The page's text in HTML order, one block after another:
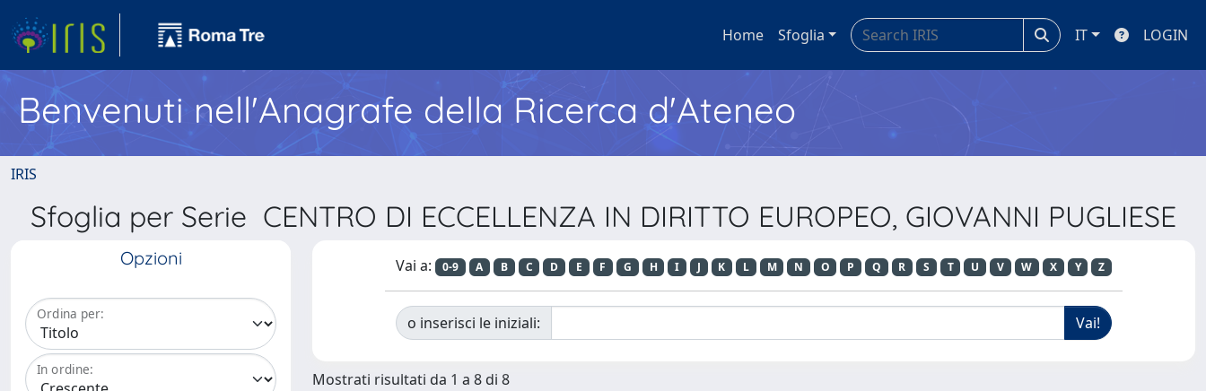
Home Sfoglia IT LOGIN
Benvenuti nell'Anagrafe della Ricerca d'Ateneo
IRIS
Sfoglia per Serie CENTRO DI ECCELLENZA IN DIRITTO EUROPEO, GIOVANNI PUGLIESE
Opzioni
Ordina per:
In ordine:
Vai a: 0-9 A B C D E F G H I J K L M N O P Q R S T U V W X Y Z
o inserisci le iniziali:
Mostrati risultati da 1 a 8 di 8